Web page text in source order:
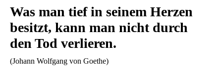
Was man tief in seinem Herzen
besitzt, kann man nicht durch
den Tod verlieren.
(Johann Wolfgang von Goethe)